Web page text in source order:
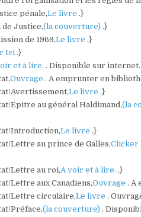
pénale,Le livre.}
de Justice,(la couverture).}
de 1969,Le livre.}
Ici.}
et à lire.. Disponible sur
Ouvrage. A emprunter en
Avertissement,Le livre.}
Épitre au général Haldimand,(la
Introduction,Le livre.}
Lettre au prince de Galles,
Lettre au roi,A voir et à lire..}
Lettre aux Canadiens,Ouvrage. A
Lettre circulaire,Le livre.
Préface,(la couverture).